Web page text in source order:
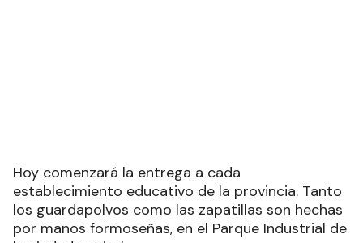
Hoy comenzará la entrega a cada
establecimiento educativo de la provincia. Tanto
los guardapolvos como las zapatillas son hechas
por manos formoseñas, en el Parque Industrial de